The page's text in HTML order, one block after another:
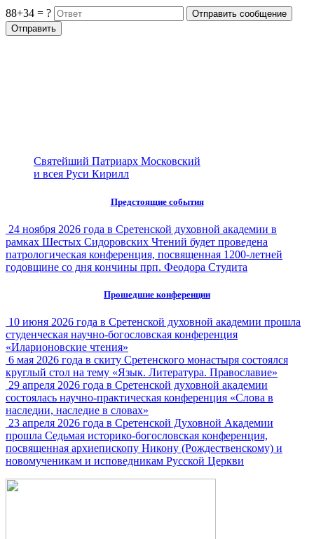
88+34 = ?
Святейший Патриарх Московский
и всея Руси Кирилл
Предстоящие события
24 ноября 2026 года в Сретенской духовной академии в
рамках Шестых Сидоровских Чтений будет проведена
патрологическая конференция, посвященная 1200-летней
годовщине со дня кончины прп. Феодора Студита
Прошедшие конференции
10 июня 2026 года в Сретенской духовной академии прошла
студенческая научно-богословская конференция
«Иларионовские чтения»
6 мая 2026 года в скиту Сретенского монастыря состоялся
круглый стол на тему «Язык. Литература. Православие»
29 апреля 2026 года в Сретенской духовной академии
состоялась научно-практическая конференция «Слова в
наследии, наследие в словах»
23 апреля 2026 года в Сретенской Духовной Академии
прошла Седьмая историко-богословская конференция,
посвященная архиепископу Никону (Рождественскому) и
новомученикам и исповедникам Русской Церкви